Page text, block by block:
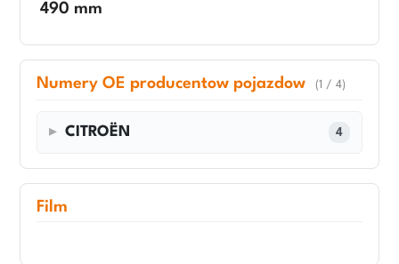
490 mm
Numery OE producentow pojazdow (1 / 4)
CITROËN 4
Film